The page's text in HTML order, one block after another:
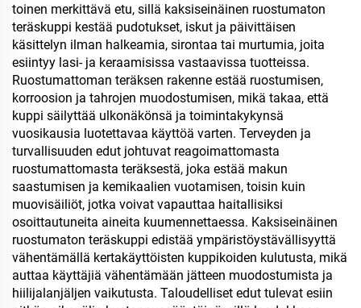
toinen merkittävä etu, sillä kaksiseinäinen ruostumaton
teräskuppi kestää pudotukset, iskut ja päivittäisen
käsittelyn ilman halkeamia, sirontaa tai murtumia, joita
esiintyy lasi- ja keraamisissa vastaavissa tuotteissa.
Ruostumattoman teräksen rakenne estää ruostumisen,
korroosion ja tahrojen muodostumisen, mikä takaa, että
kuppi säilyttää ulkonäkönsä ja toimintakykynsä
vuosikausia luotettavaa käyttöä varten. Terveyden ja
turvallisuuden edut johtuvat reagoimattomasta
ruostumattomasta teräksestä, joka estää makun
saastumisen ja kemikaalien vuotamisen, toisin kuin
muovisäiliöt, jotka voivat vapauttaa haitallisiksi
osoittautuneita aineita kuumennettaessa. Kaksiseinäinen
ruostumaton teräskuppi edistää ympäristöystävällisyyttä
vähentämällä kertakäyttöisten kuppikoiden kulutusta, mikä
auttaa käyttäjiä vähentämään jätteen muodostumista ja
hiilijalanjäljen vaikutusta. Taloudelliset edut tulevat esiin